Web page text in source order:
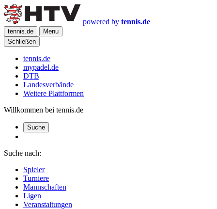
powered by tennis.de
tennis.de
Menu
Schließen
tennis.de
mypadel.de
DTB
Landesverbände
Weitere Plattformen
Willkommen bei tennis.de
Suche
Suche nach:
Spieler
Turniere
Mannschaften
Ligen
Veranstaltungen